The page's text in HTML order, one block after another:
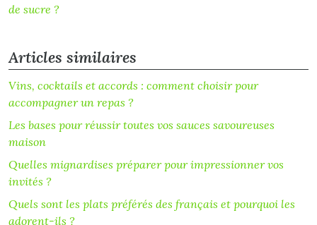
de sucre ?
Articles similaires
Vins, cocktails et accords : comment choisir pour
accompagner un repas ?
Les bases pour réussir toutes vos sauces savoureuses
maison
Quelles mignardises préparer pour impressionner vos
invités ?
Quels sont les plats préférés des français et pourquoi les
adorent-ils ?